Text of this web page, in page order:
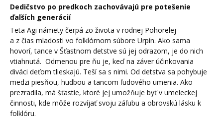
Dedičstvo po predkoch zachovávajú pre potešenie
ďalších generácií
Teta Agi námety čerpá zo života v rodnej Pohorelej
a z čias mladosti vo folklórnom súbore Urpín. Ako sama
hovorí, tance v Šťastnom detstve sú jej odrazom, je do nich
vtiahnutá. Odmenou pre ňu je, keď na záver účinkovania
diváci deťom tlieskajú. Teší sa s nimi. Od detstva sa pohybuje
medzi piesňou, hudbou a tancom ľudového umenia. Ako
prezradila, má šťastie, ktoré jej umožňuje byť v umeleckej
činnosti, kde môže rozvíjať svoju záľubu a obrovskú lásku k
folklóru.